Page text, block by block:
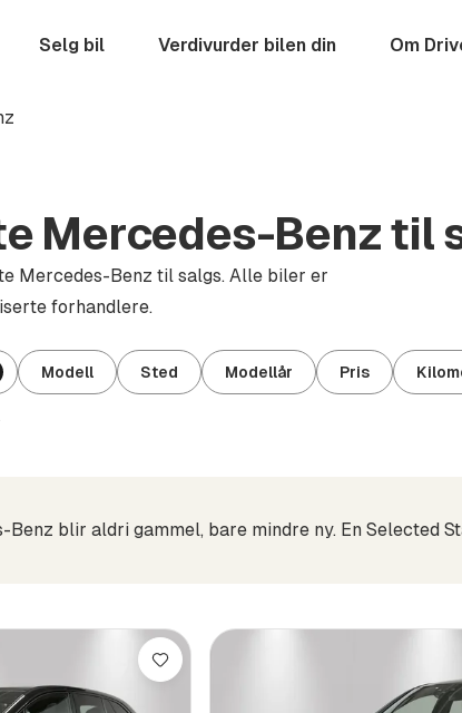
Selg bil Verdivurder bilen din Om
Mercedes-Benz til
Mercedes-Benz til salgs. Alle biler er
forhandlere.
Modell Sted Modellår Pris
Lagre